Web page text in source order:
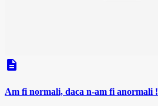
description
Am fi normali, daca n-am fi anormali !